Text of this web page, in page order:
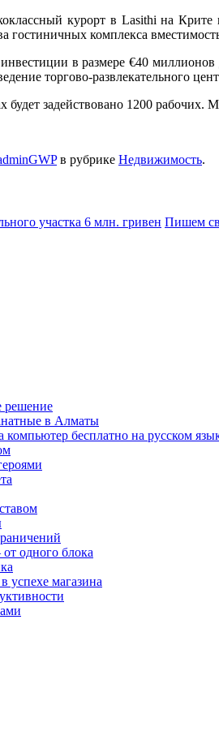
курорт в Lasithi на
гостиничных комплекса
в размере €40
торгово-развлекательного
будет задействовано 1200
в рубрике Недвижимость.
участка 6 млн. гривен Пишем
решение
в Алматы
бесплатно на русском
одного блока
успехе магазина